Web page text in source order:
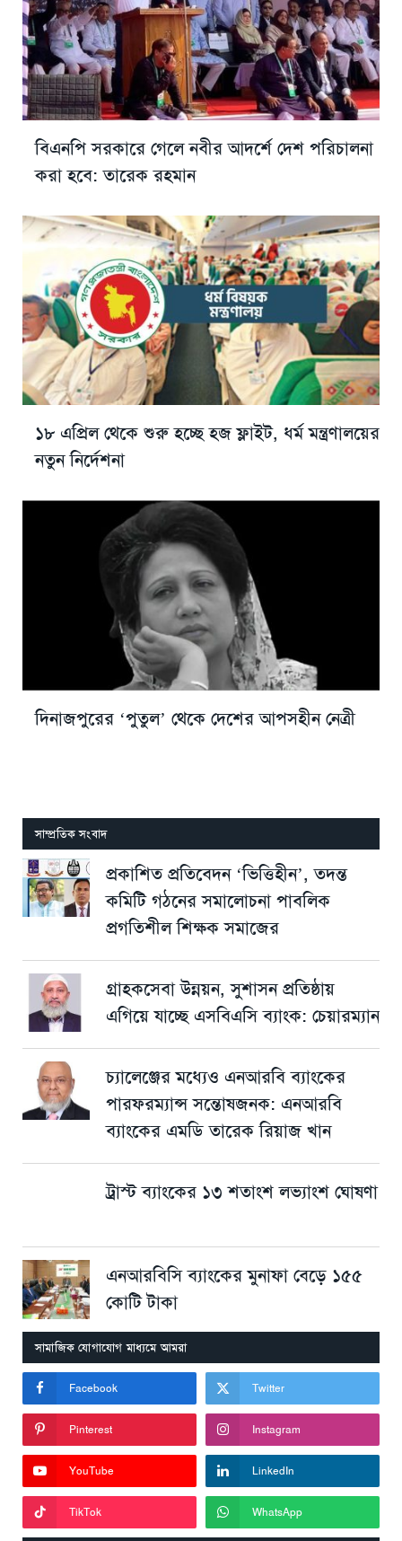
বিএনপি সরকারে গেলে নবীর আদর্শে দেশ পরিচালনা
করা হবে: তারেক রহমান
১৮ এপ্রিল থেকে শুরু হচ্ছে হজ ফ্লাইট, ধর্ম মন্ত্রণালয়ের
নতুন নির্দেশনা
দিনাজপুরের ‘পুতুল’ থেকে দেশের আপসহীন নেত্রী
সাম্প্রতিক সংবাদ
প্রকাশিত প্রতিবেদন ‘ভিত্তিহীন’, তদন্ত
কমিটি গঠনের সমালোচনা পাবলিক
প্রগতিশীল শিক্ষক সমাজের
গ্রাহকসেবা উন্নয়ন, সুশাসন প্রতিষ্ঠায়
এগিয়ে যাচ্ছে এসবিএসি ব্যাংক: চেয়ারম্যান
চ্যালেঞ্জের মধ্যেও এনআরবি ব্যাংকের
পারফরম্যান্স সন্তোষজনক: এনআরবি
ব্যাংকের এমডি তারেক রিয়াজ খান
ট্রাস্ট ব্যাংকের ১৩ শতাংশ লভ্যাংশ ঘোষণা
এনআরবিসি ব্যাংকের মুনাফা বেড়ে ১৫৫
কোটি টাকা
সামাজিক যোগাযোগ মাধ্যমে আমরা
Facebook Twitter
Pinterest Instagram
YouTube LinkedIn
TikTok WhatsApp